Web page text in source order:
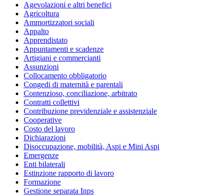
Agevolazioni e altri benefici
Agricoltura
Ammortizzatori sociali
Appalto
Apprendistato
Appuntamenti e scadenze
Artigiani e commercianti
Assunzioni
Collocamento obbligatorio
Congedi di maternità e parentali
Contenzioso, conciliazione, arbitrato
Contratti collettivi
Contribuzione previdenziale e assistenziale
Cooperative
Costo del lavoro
Dichiarazioni
Disoccupazione, mobilità, Aspi e Mini Aspi
Emergenze
Enti bilaterali
Estinzione rapporto di lavoro
Formazione
Gestione separata Inps